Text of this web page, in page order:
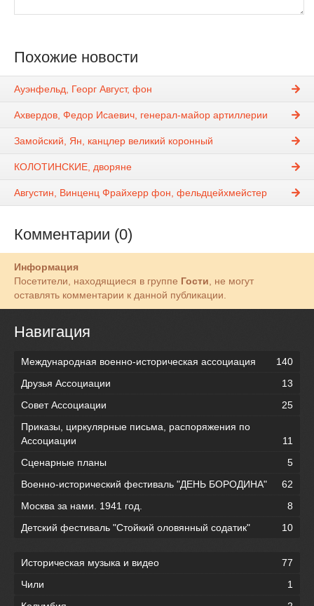
Похожие новости
Ауэнфельд, Георг Август, фон
Ахвердов, Федор Исаевич, генерал-майор артиллерии
Замойский, Ян, канцлер великий коронный
КОЛОТИНСКИЕ, дворяне
Августин, Винценц Фрайхерр фон, фельдцейхмейстер
Комментарии (0)
Информация
Посетители, находящиеся в группе Гости, не могут
оставлять комментарии к данной публикации.
Навигация
Международная военно-историческая ассоциация
140
Друзья Ассоциации
13
Совет Ассоциации
25
Приказы, циркулярные письма, распоряжения по
Ассоциации
11
Сценарные планы
5
Военно-исторический фестиваль "ДЕНЬ БОРОДИНА"
62
Москва за нами. 1941 год.
8
Детский фестиваль "Стойкий оловянный содатик"
10
Историческая музыка и видео
77
Чили
1